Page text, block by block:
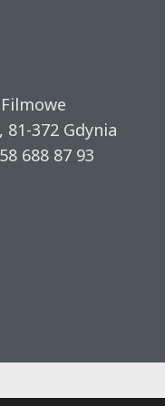
81-372 Gdynia
688 87 93